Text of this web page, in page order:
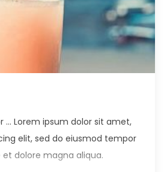
… Lorem ipsum dolor sit amet,
elit, sed do eiusmod tempor
dolore magna aliqua.